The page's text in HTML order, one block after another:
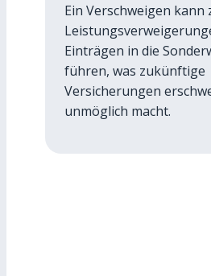
Ein Verschweigen kann
Einträgen in die
führen, was zukünftige
Versicherungen
unmöglich macht.